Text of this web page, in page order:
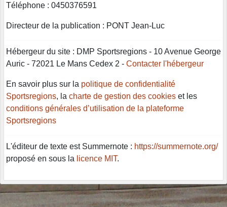
Téléphone : 0450376591
Directeur de la publication : PONT Jean-Luc
Hébergeur du site : DMP Sportsregions - 10 Avenue George
Auric - 72021 Le Mans Cedex 2 - Contacter l'hébergeur
En savoir plus sur la politique de confidentialité
Sportsregions, la charte de gestion des cookies et les
conditions générales d’utilisation de la plateforme
Sportsregions
L'éditeur de texte est Summernote : https://summernote.org/
proposé en sous la licence MIT.